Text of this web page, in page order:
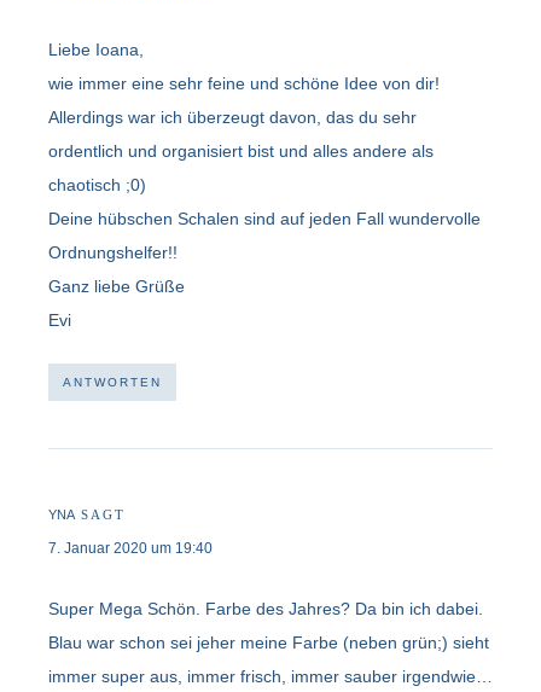
Liebe Ioana,
wie immer eine sehr feine und schöne Idee von dir!
Allerdings war ich überzeugt davon, das du sehr
ordentlich und organisiert bist und alles andere als
chaotisch ;0)
Deine hübschen Schalen sind auf jeden Fall wundervolle
Ordnungshelfer!!
Ganz liebe Grüße
Evi
ANTWORTEN
YNA SAGT
7. Januar 2020 um 19:40
Super Mega Schön. Farbe des Jahres? Da bin ich dabei.
Blau war schon sei jeher meine Farbe (neben grün;) sieht
immer super aus, immer frisch, immer sauber irgendwie…